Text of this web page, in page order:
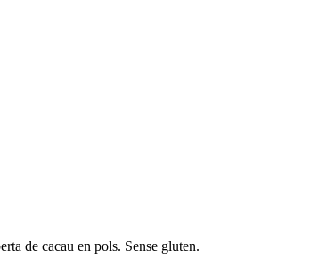
de cacau en pols. Sense gluten.